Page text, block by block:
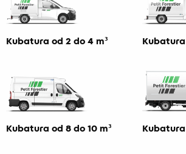
Kubatura od 2 do 4 m³ Kubatura
Kubatura od 8 do 10 m³ Kubatura